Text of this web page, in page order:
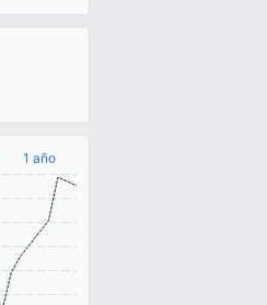
1 año